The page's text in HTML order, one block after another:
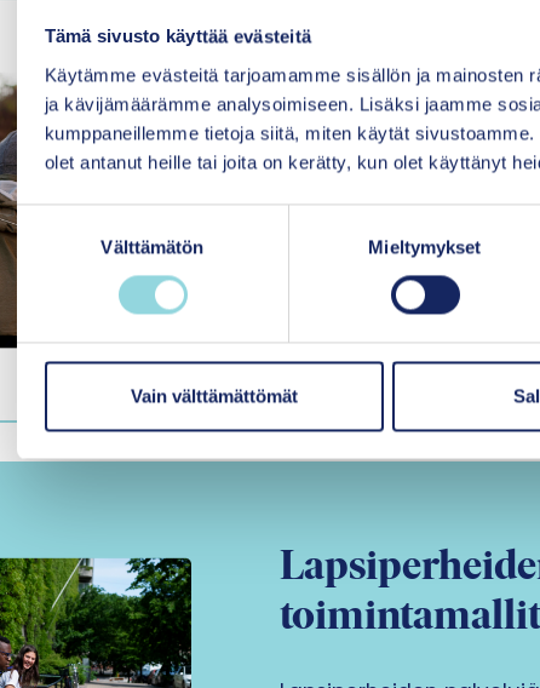
Tämä sivusto käyttää evästeitä
Käytämme evästeitä tarjoamamme sisällön ja mainosten
ja kävijämäärämme analysoimiseen. Lisäksi jaamme
kumppaneillemme tietoja siitä, miten käytät
olet antanut heille tai joita on kerätty, kun olet käyttänyt
S
t
u
k
v
a
l
i
n
Välttämätön Mieltymykset
Vain välttämättömät
Kodin
Lasten, nuorten ja
kasautuessaan lisätä
Siirry